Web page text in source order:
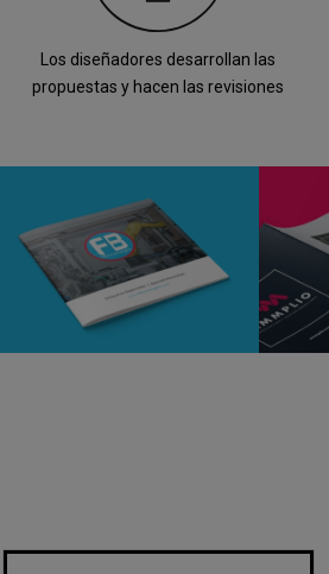
Los diseñadores desarrollan las
propuestas y hacen las revisiones